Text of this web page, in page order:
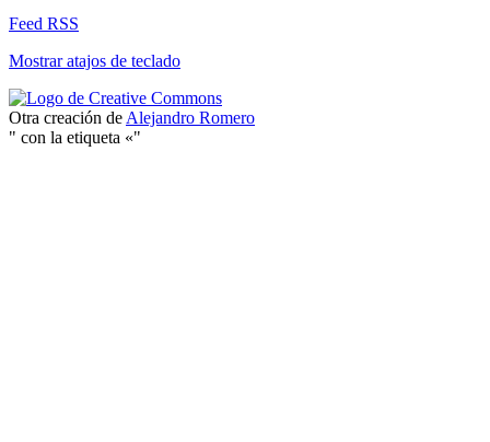
Feed RSS
Mostrar atajos de teclado
Otra creación de Alejandro Romero
" con la etiqueta «"